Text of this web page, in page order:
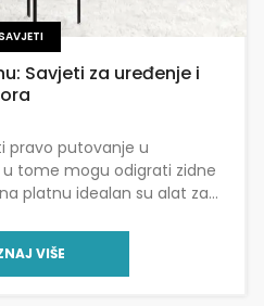
Savjeti za uređenje i
pravo putovanje u
tome mogu odigrati zidne
platnu idealan su alat za
VIŠE